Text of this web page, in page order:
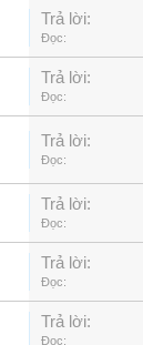
Trả lời:
Đọc:
Trả lời:
Đọc:
Trả lời:
Đọc:
Trả lời:
Đọc:
Trả lời:
Đọc:
Trả lời:
Đọc: